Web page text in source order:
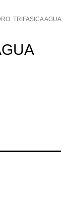
TRIFASICA AGUA